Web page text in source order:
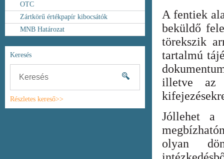
OTC
Zártkörű értékpapír kibocsátók
MNB Határozat
Keresés
Részletes kereső>>
A fentiek
beküldő
törekszik
tartalmú
illetve az
Jóllehet a
olyan